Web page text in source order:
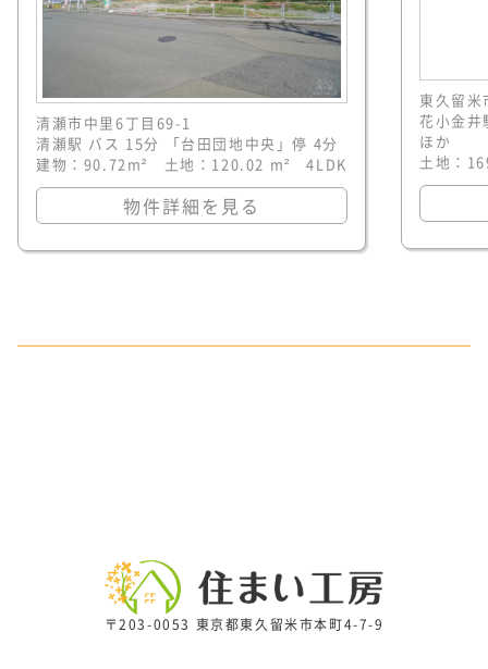
清瀬市中里6丁目69-1
清瀬駅 バス 15分 「台田団地中央」停 4分
建物：90.72m² 土地：120.02 m² 4LDK
物件詳細を見る
東久留
花小金
ほか
土地：
〒203-0053 東京都東久留米市本町4-7-9